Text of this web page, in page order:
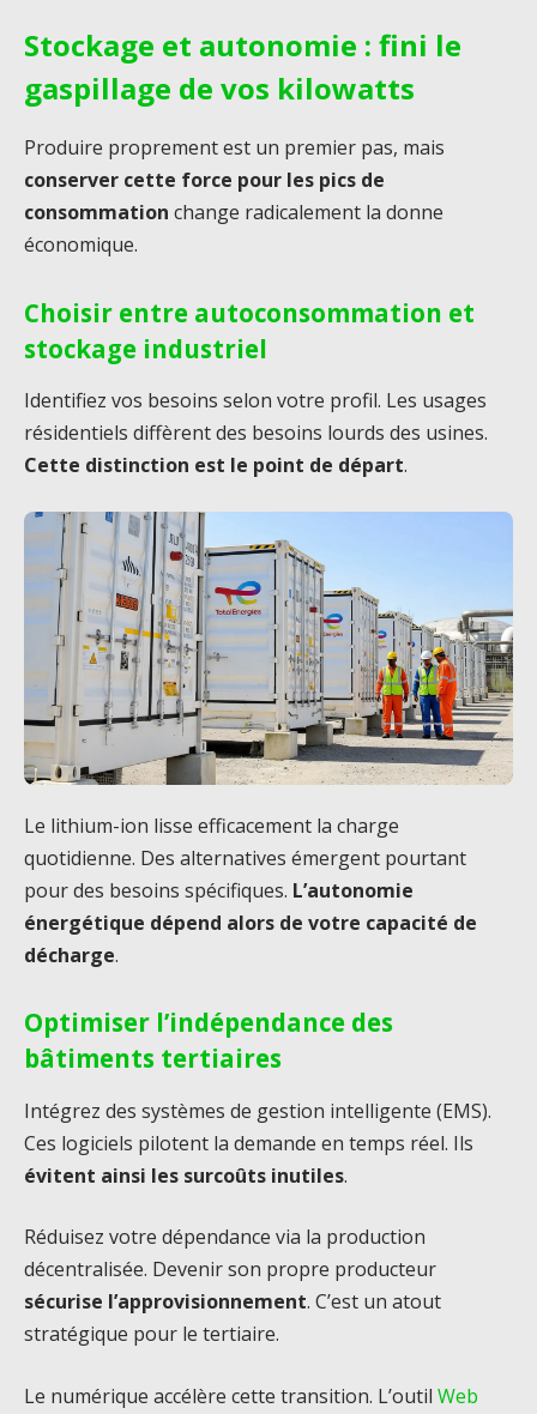
Stockage et autonomie : fini le
gaspillage de vos kilowatts
Produire proprement est un premier pas, mais
conserver cette force pour les pics de
consommation change radicalement la donne
économique.
Choisir entre autoconsommation et
stockage industriel
Identifiez vos besoins selon votre profil. Les usages
résidentiels diffèrent des besoins lourds des usines.
Cette distinction est le point de départ.
Le lithium-ion lisse efficacement la charge
quotidienne. Des alternatives émergent pourtant
pour des besoins spécifiques. L’autonomie
énergétique dépend alors de votre capacité de
décharge.
Optimiser l’indépendance des
bâtiments tertiaires
Intégrez des systèmes de gestion intelligente (EMS).
Ces logiciels pilotent la demande en temps réel. Ils
évitent ainsi les surcoûts inutiles.
Réduisez votre dépendance via la production
décentralisée. Devenir son propre producteur
sécurise l’approvisionnement. C’est un atout
stratégique pour le tertiaire.
Le numérique accélère cette transition. L’outil Web